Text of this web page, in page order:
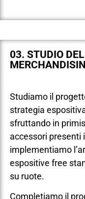
03. STUDIO
Studiamo il
strategia
sfruttando in
accessori presenti
implementiamo
espositive free
su ruote.
Completiamo il